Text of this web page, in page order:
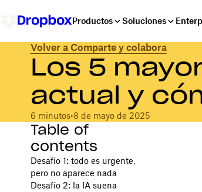
Productos Soluciones
Volver a Comparte y colabora
Los 5
actual y
6 minutos•8 de mayo de 2025
Table of
contents
Desafío 1: todo es urgente,
pero no aparece nada
Desafío 2: la IA suena